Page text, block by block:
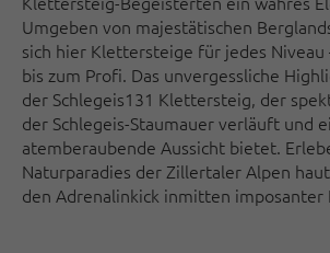
Umgeben von majestätischen
sich hier Klettersteige für jedes
bis zum Profi. Das unvergessliche
der Schlegeis131 Klettersteig, der
der Schlegeis-Staumauer verläuft und
atemberaubende Aussicht bietet.
Naturparadies der Zillertaler Alpen
den Adrenalinkick inmitten imposanter